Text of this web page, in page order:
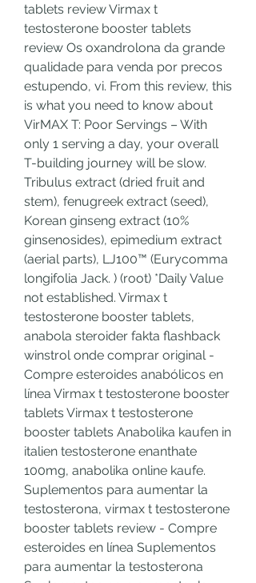
tablets review Virmax t
testosterone booster tablets
review Os oxandrolona da grande
qualidade para venda por precos
estupendo, vi. From this review, this
is what you need to know about
VirMAX T: Poor Servings – With
only 1 serving a day, your overall
T-building journey will be slow.
Tribulus extract (dried fruit and
stem), fenugreek extract (seed),
Korean ginseng extract (10%
ginsenosides), epimedium extract
(aerial parts), LJ100™ (Eurycomma
longifolia Jack. ) (root) *Daily Value
not established. Virmax t
testosterone booster tablets,
anabola steroider fakta flashback
winstrol onde comprar original -
Compre esteroides anabólicos en
línea Virmax t testosterone booster
tablets Virmax t testosterone
booster tablets Anabolika kaufen in
italien testosterone enanthate
100mg, anabolika online kaufe.
Suplementos para aumentar la
testosterona, virmax t testosterone
booster tablets review - Compre
esteroides en línea Suplementos
para aumentar la testosterona